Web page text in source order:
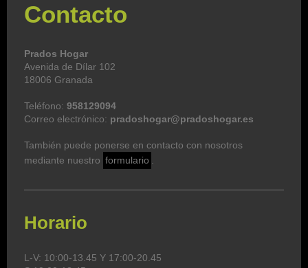
Contacto
Prados Hogar
Avenida de Dílar 102
18006 Granada
Teléfono: 958129094
Correo electrónico: pradoshogar@pradoshogar.es
También puede ponerse en contacto con nosotros
mediante nuestro formulario .
Horario
L-V: 10:00-13.45 Y 17:00-20.45